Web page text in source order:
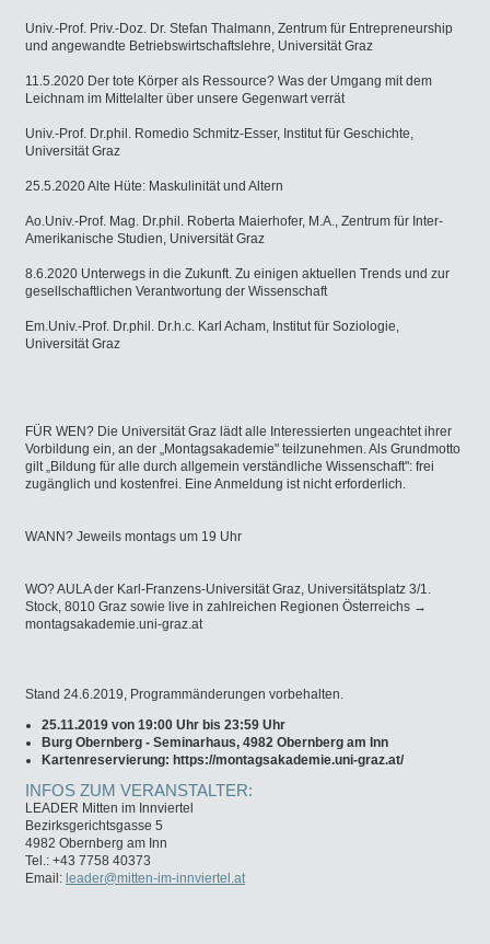
Univ.-Prof. Priv.-Doz. Dr. Stefan Thalmann, Zentrum für Entrepreneurship
und angewandte Betriebswirtschaftslehre, Universität Graz
11.5.2020 Der tote Körper als Ressource? Was der Umgang mit dem
Leichnam im Mittelalter über unsere Gegenwart verrät
Univ.-Prof. Dr.phil. Romedio Schmitz-Esser, Institut für Geschichte,
Universität Graz
25.5.2020 Alte Hüte: Maskulinität und Altern
Ao.Univ.-Prof. Mag. Dr.phil. Roberta Maierhofer, M.A., Zentrum für Inter-
Amerikanische Studien, Universität Graz
8.6.2020 Unterwegs in die Zukunft. Zu einigen aktuellen Trends und zur
gesellschaftlichen Verantwortung der Wissenschaft
Em.Univ.-Prof. Dr.phil. Dr.h.c. Karl Acham, Institut für Soziologie,
Universität Graz
FÜR WEN? Die Universität Graz lädt alle Interessierten ungeachtet ihrer
Vorbildung ein, an der „Montagsakademie" teilzunehmen. Als Grundmotto
gilt „Bildung für alle durch allgemein verständliche Wissenschaft": frei
zugänglich und kostenfrei. Eine Anmeldung ist nicht erforderlich.
WANN? Jeweils montags um 19 Uhr
WO? AULA der Karl-Franzens-Universität Graz, Universitätsplatz 3/1.
Stock, 8010 Graz sowie live in zahlreichen Regionen Österreichs →
montagsakademie.uni-graz.at
Stand 24.6.2019, Programmänderungen vorbehalten.
25.11.2019 von 19:00 Uhr bis 23:59 Uhr
Burg Obernberg - Seminarhaus, 4982 Obernberg am Inn
Kartenreservierung: https://montagsakademie.uni-graz.at/
INFOS ZUM VERANSTALTER:
LEADER Mitten im Innviertel
Bezirksgerichtsgasse 5
4982 Obernberg am Inn
Tel.: +43 7758 40373
Email: leader@mitten-im-innviertel.at